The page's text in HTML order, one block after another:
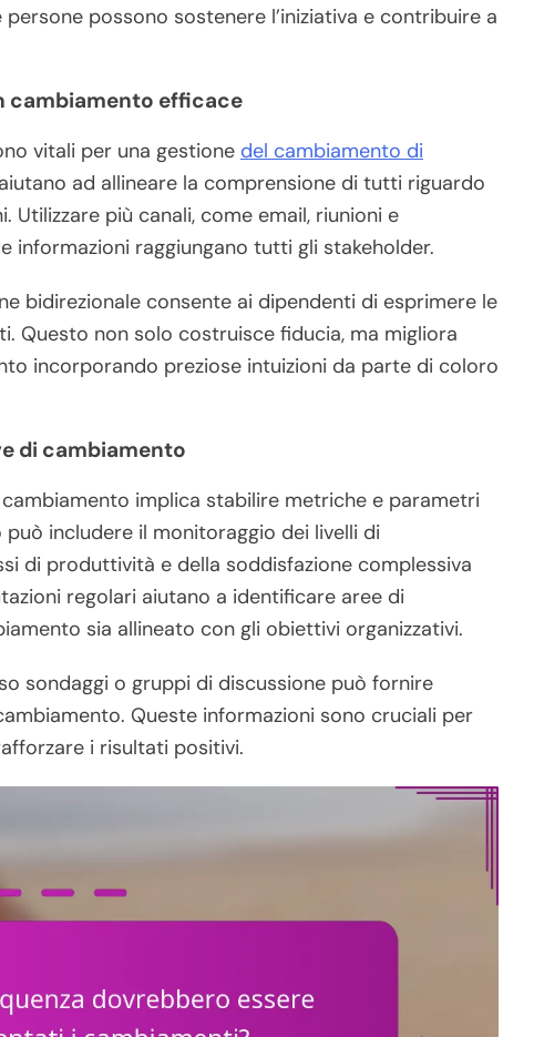
possono sostenere l’iniziativa e contribuire a
cambiamento efficace
vitali per una gestione del cambiamento di
ad allineare la comprensione di tutti riguardo
Utilizzare più canali, come email, riunioni e
informazioni raggiungano tutti gli stakeholder.
bidirezionale consente ai dipendenti di esprimere le
Questo non solo costruisce fiducia, ma migliora
incorporando preziose intuizioni da parte di coloro
di cambiamento
implica stabilire metriche e parametri
includere il monitoraggio dei livelli di
di produttività e della soddisfazione complessiva
regolari aiutano a identificare aree di
sia allineato con gli obiettivi organizzativi.
sondaggi o gruppi di discussione può fornire
Queste informazioni sono cruciali per
i risultati positivi.